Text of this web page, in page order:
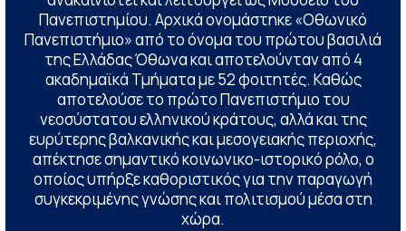
Πανεπιστημίου. Αρχικά ονομάστηκε «Οθωνικό
Πανεπιστήμιο» από το όνομα του πρώτου βασιλιά
της Ελλάδας Όθωνα και αποτελούνταν από 4
ακαδημαϊκά Τμήματα με 52 φοιτητές. Καθώς
αποτελούσε το πρώτο Πανεπιστήμιο του
νεοσύστατου ελληνικού κράτους, αλλά και της
ευρύτερης βαλκανικής και μεσογειακής περιοχής,
απέκτησε σημαντικό κοινωνικο-ιστορικό ρόλο, ο
οποίος υπήρξε καθοριστικός για την παραγωγή
συγκεκριμένης γνώσης και πολιτισμού μέσα στη
χώρα.